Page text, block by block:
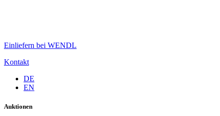
Einliefern bei WENDL
Kontakt
DE
EN
Auktionen